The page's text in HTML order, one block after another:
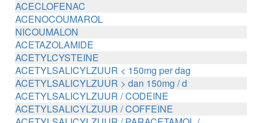
ACECLOFENAC
ACENOCOUMAROL
NICOUMALON
ACETAZOLAMIDE
ACETYLCYSTEINE
ACETYLSALICYLZUUR < 150mg per dag
ACETYLSALICYLZUUR > dan 150mg / d
ACETYLSALICYLZUUR / CODEINE
ACETYLSALICYLZUUR / COFFEINE